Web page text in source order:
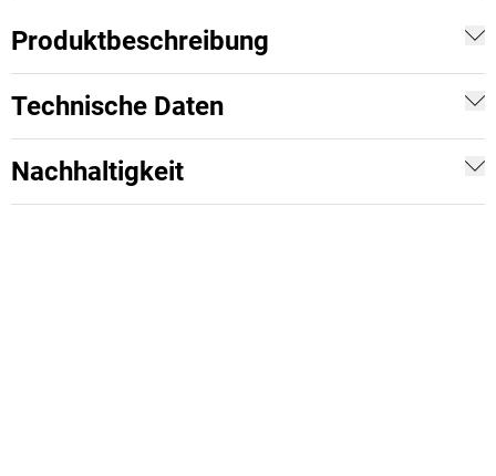
Produktbeschreibung
Technische Daten
Nachhaltigkeit